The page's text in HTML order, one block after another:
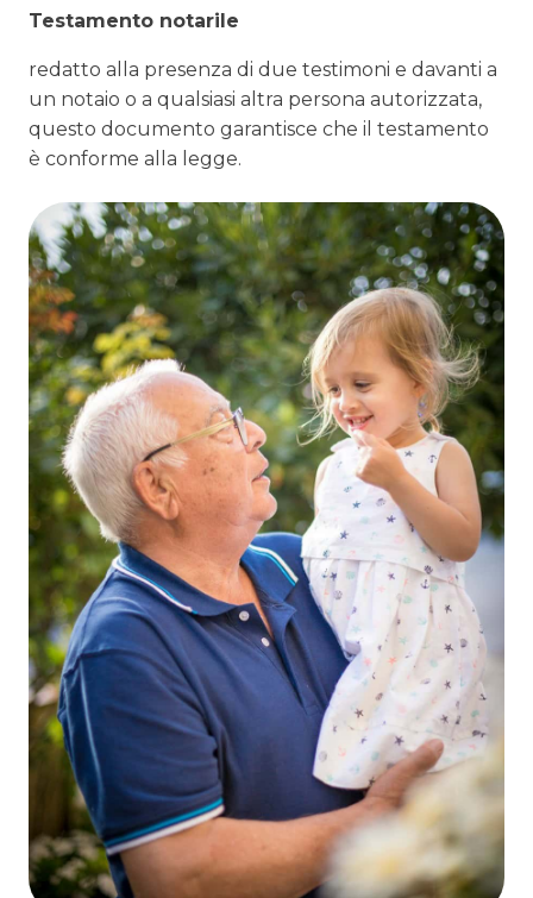
Testamento notarile
redatto alla presenza di due testimoni e davanti a
un notaio o a qualsiasi altra persona autorizzata,
questo documento garantisce che il testamento
è conforme alla legge.